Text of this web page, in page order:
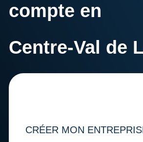
compte en
Centre-Val de
CRÉER MON